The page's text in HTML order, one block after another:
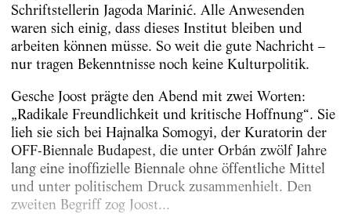
Schriftstellerin Jagoda Marinić. Alle Anwesenden
waren sich einig, dass dieses Institut bleiben und
arbeiten können müsse. So weit die gute Nachricht –
nur tragen Bekenntnisse noch keine Kulturpolitik.
Gesche Joost prägte den Abend mit zwei Worten:
„Radikale Freundlichkeit und kritische Hoffnung“. Sie
lieh sie sich bei Hajnalka Somogyi, der Kuratorin der
OFF-Biennale Budapest, die unter Orbán zwölf Jahre
lang eine inoffizielle Biennale ohne öffentliche Mittel
und unter politischem Druck zusammenhielt. Den
zweiten Begriff zog Joost...